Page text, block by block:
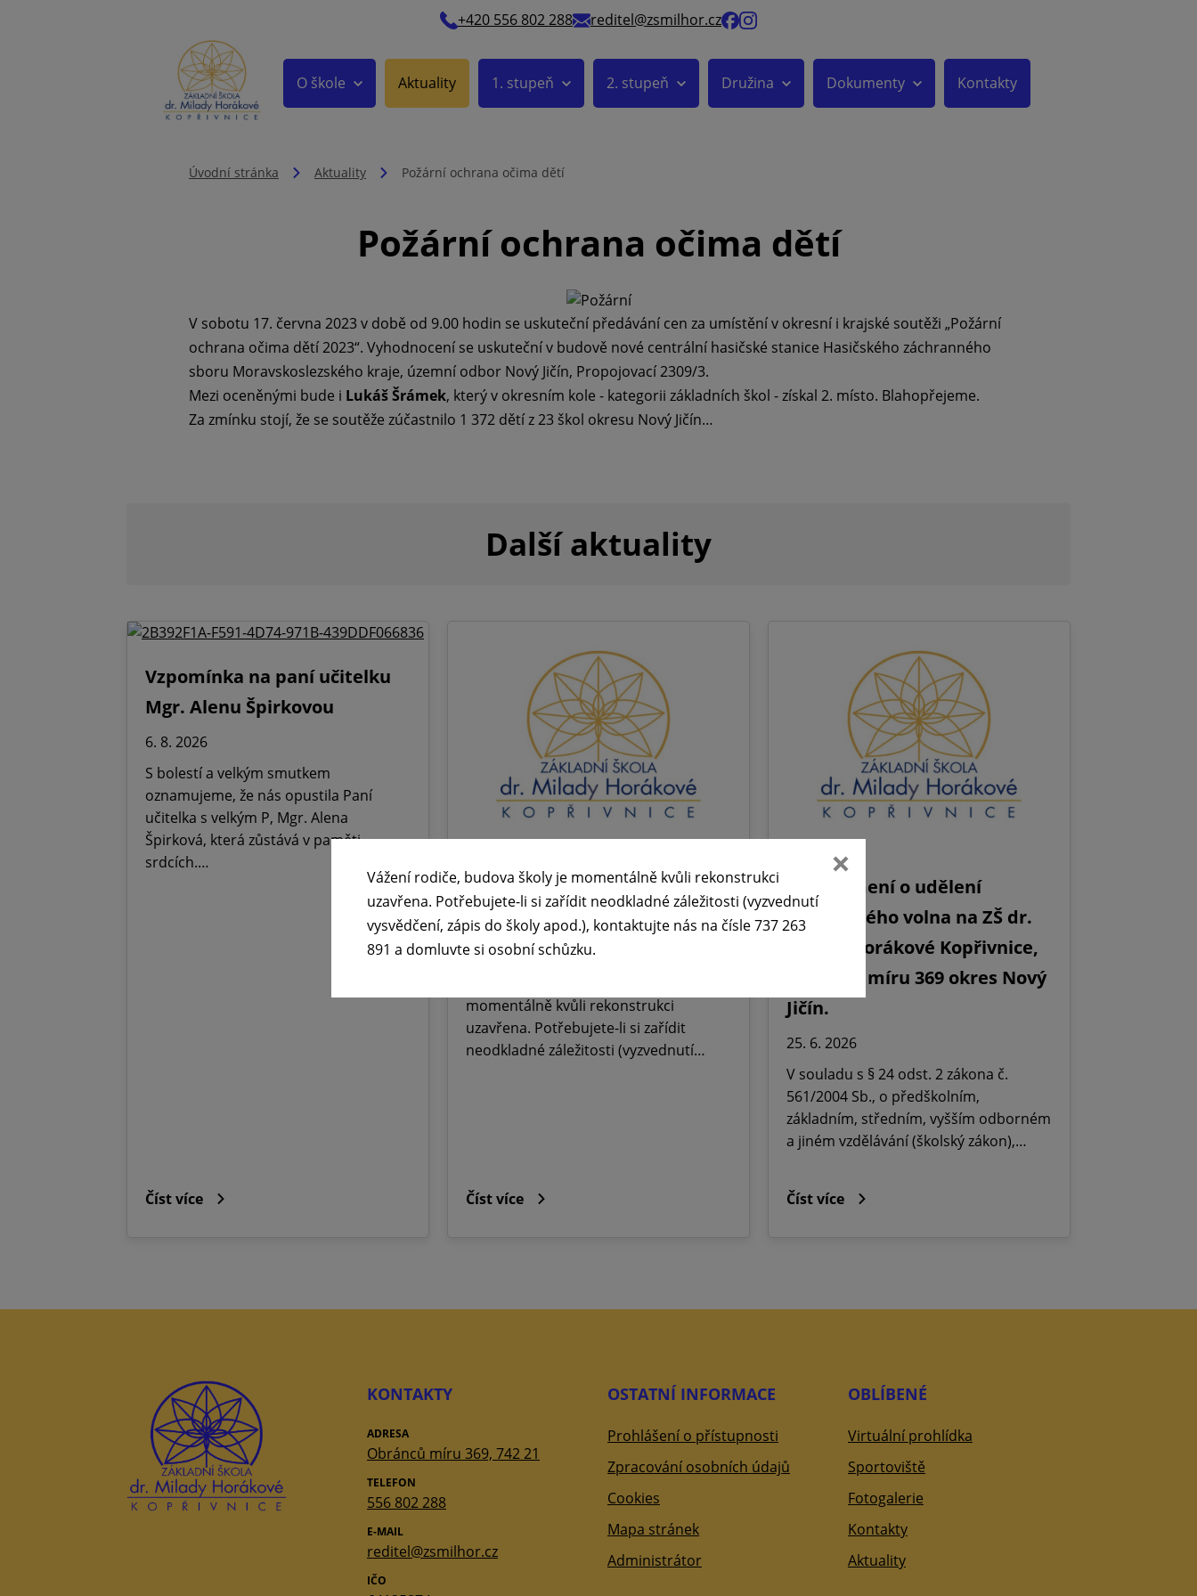
+420 556 802 288 reditel@zsmilhor.cz
O škole Aktuality 1. stupeň 2. stupeň Družina Dokumenty Kontakty
Úvodní stránka Aktuality Požární ochrana očima dětí
Požární ochrana očima dětí
V sobotu 17. června 2023 v době od 9.00 hodin se uskuteční předávání cen za umístění v okresní i krajské soutěži „Požární
ochrana očima dětí 2023“. Vyhodnocení se uskuteční v budově nové centrální hasičské stanice Hasičského záchranného
sboru Moravskoslezského kraje, územní odbor Nový Jičín, Propojovací 2309/3.
Mezi oceněnými bude i Lukáš Šrámek, který v okresním kole - kategorii základních škol - získal 2. místo. Blahopřejeme.
Za zmínku stojí, že se soutěže zúčastnilo 1 372 dětí z 23 škol okresu Nový Jičín…
Další aktuality
Vzpomínka na paní učitelku
Mgr. Alenu Špirkovou
6. 8. 2026
S bolestí a velkým smutkem
oznamujeme, že nás opustila Paní
učitelka s velkým P, Mgr. Alena
Špirková, která zůstává v paměti,
srdcích.…
Číst více
🕧 Úřední dny v době letních
prázdnin ☀️
29. 6. 2026
momentálně kvůli rekonstrukci
uzavřena. Potřebujete-li si zařídit
neodkladné záležitosti (vyzvednutí…
Číst více
🪧Oznámení o udělení
ředitelského volna na ZŠ dr.
Milady Horákové Kopřivnice,
Obránců míru 369 okres Nový
Jičín.
25. 6. 2026
V souladu s § 24 odst. 2 zákona č.
561/2004 Sb., o předškolním,
základním, středním, vyšším odborném
a jiném vzdělávání (školský zákon),…
Číst více
KONTAKTY
ADRESA
Obránců míru 369, 742 21
TELEFON
556 802 288
E-MAIL
reditel@zsmilhor.cz
IČO
OSTATNÍ INFORMACE
Prohlášení o přístupnosti
Zpracování osobních údajů
Cookies
Mapa stránek
Administrátor
OBLÍBENÉ
Virtuální prohlídka
Sportoviště
Fotogalerie
Kontakty
Aktuality
Vážení rodiče, budova školy je momentálně kvůli rekonstrukci
uzavřena. Potřebujete-li si zařídit neodkladné záležitosti (vyzvednutí
vysvědčení, zápis do školy apod.), kontaktujte nás na čísle 737 263
891 a domluvte si osobní schůzku.